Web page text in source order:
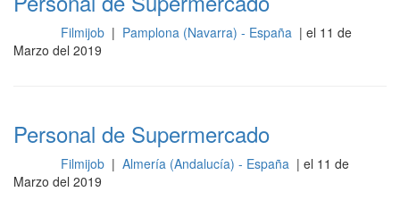
Filmijob | Pamplona (Navarra) - España | el 11 de
Marzo del 2019
Personal de Supermercado
Filmijob | Almería (Andalucía) - España | el 11 de
Marzo del 2019